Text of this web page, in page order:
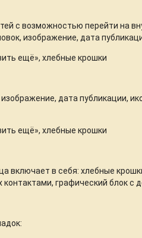
с возможностью перейти на
изображение, дата
ещё», хлебные крошки
дата публикации,
ещё», хлебные крошки
включает в себя: хлебные
контактами, графический блок с